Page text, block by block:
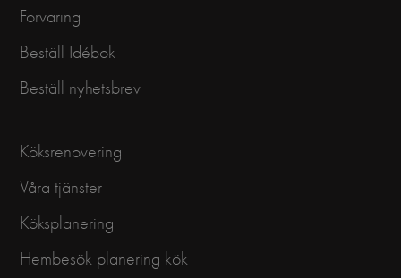
Förvaring
Beställ Idébok
Beställ nyhetsbrev
Köksrenovering
Våra tjänster
Köksplanering
Hembesök planering kök